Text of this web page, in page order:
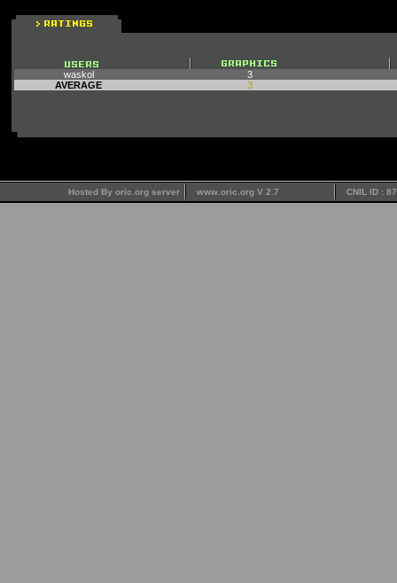
waskol
3
AVERAGE
3
Hosted By oric.org server www.oric.org V 2.7 CNIL ID :